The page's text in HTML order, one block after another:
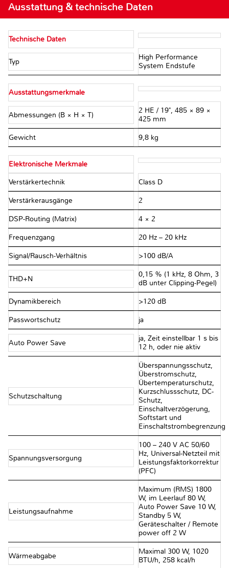
Ausstattung & technische Daten
Technische Daten
Typ
High Performance
System Endstufe
Ausstattungsmerkmale
Abmessungen (B × H × T)
2 HE / 19", 485 × 89 ×
425 mm
Gewicht 9,8 kg
Elektronische Merkmale
Verstärkertechnik Class D
Verstärkerausgänge 2
DSP-Routing (Matrix) 4 × 2
Frequenzgang 20 Hz – 20 kHz
Signal/Rausch-Verhältnis >100 dB/A
THD+N
0,15 % (1 kHz, 8 Ohm, 3
dB unter Clipping-Pegel)
Dynamikbereich >120 dB
Passwortschutz ja
Auto Power Save
ja, Zeit einstellbar 1 s bis
12 h, oder nie aktiv
Schutzschaltung
Überspannungsschutz,
Überstromschutz,
Übertemperaturschutz,
Kurzschlussschutz, DC-
Schutz,
Einschaltverzögerung,
Softstart und
Einschaltstrombegrenzung
Spannungsversorgung
100 – 240 V AC 50/60
Hz, Universal-Netzteil mit
Leistungsfaktorkorrektur
(PFC)
Leistungsaufnahme
Maximum (RMS) 1800
W, im Leerlauf 80 W,
Auto Power Save 10 W,
Standby 5 W,
Geräteschalter / Remote
power off 2 W
Wärmeabgabe
Maximal 300 W, 1020
BTU/h, 258 kcal/h